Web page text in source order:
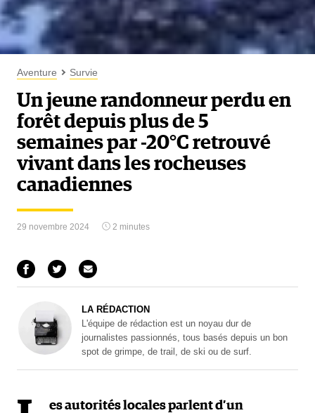
Aventure Survie
Un jeune randonneur perdu en
forêt depuis plus de 5
semaines par -20°C retrouvé
vivant dans les rocheuses
canadiennes
29 novembre 2024 2 minutes
LA RÉDACTION
L'équipe de rédaction est un noyau dur de
journalistes passionnés, tous basés depuis un bon
spot de grimpe, de trail, de ski ou de surf.
es autorités locales parlent d’un